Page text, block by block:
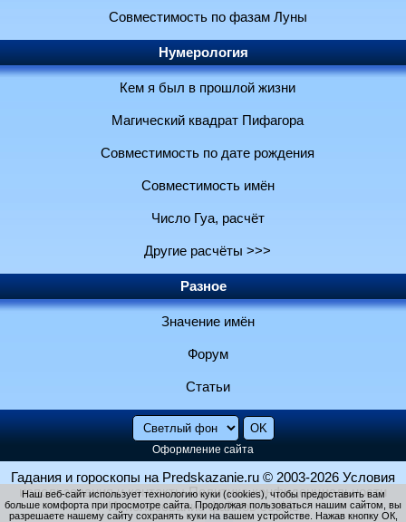
Совместимость по фазам Луны
Нумерология
Кем я был в прошлой жизни
Магический квадрат Пифагора
Совместимость по дате рождения
Совместимость имён
Число Гуа, расчёт
Другие расчёты >>>
Разное
Значение имён
Форум
Статьи
Оформление сайта
Гадания и гороскопы на Predskazanie.ru © 2003-2026 Условия
использования и контакты Политика конфиденциальности
Использование файлов cookie
Наш веб-сайт использует технологию куки (cookies), чтобы предоставить вам
больше комфорта при просмотре сайта. Продолжая пользоваться нашим сайтом, вы
разрешаете нашему сайту сохранять куки на вашем устройстве. Нажав кнопку ОК,